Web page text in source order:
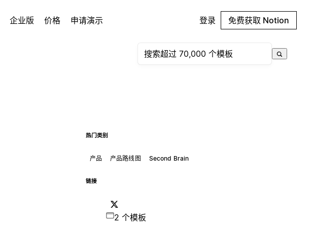
企业版 价格 申请演示 登录 免费获取 Notion
热门类别
产品 产品路线图 Second Brain
链接
2 个模板